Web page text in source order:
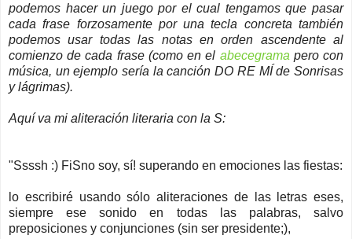
podemos hacer un juego por el cual tengamos que pasar
cada frase forzosamente por una tecla concreta también
podemos usar todas las notas en orden ascendente al
comienzo de cada frase (como en el abecegrama pero con
música, un ejemplo sería la canción DO RE MÍ de Sonrisas
y lágrimas).
Aquí va mi aliteración literaria con la S:
"Ssssh :) FiSno soy, sí! superando en emociones las fiestas:
lo escribiré usando sólo aliteraciones de las letras eses,
siempre ese sonido en todas las palabras, salvo
preposiciones y conjunciones (sin ser presidente;),